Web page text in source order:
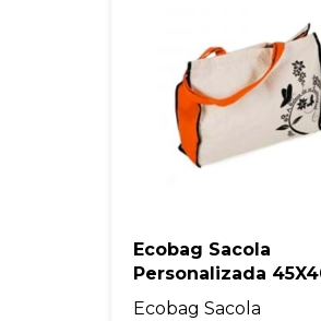
Ecobag Sacola
Personalizada
Ecobag Sacola